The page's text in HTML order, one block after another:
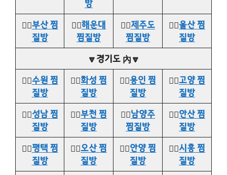
방
👉🏻부산 찜
질방
👉🏻해운대
찜질방
👉🏻제주도
찜질방
👉🏻울산 찜
질방
🔽경기도 內🔽
👉🏻수원 찜
질방
👉🏻화성 찜
질방
👉🏻용인 찜
질방
👉🏻고양 찜
질방
👉🏻성남 찜
질방
👉🏻부천 찜
질방
👉🏻남양주
찜질방
👉🏻안산 찜
질방
👉🏻평택 찜
질방
👉🏻오산 찜
질방
👉🏻안양 찜
질방
👉🏻시흥 찜
질방